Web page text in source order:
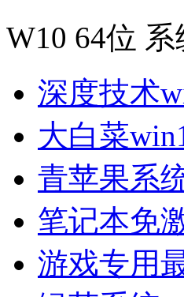
W10 64位
深度技术
大白菜
青苹果系
笔记本免
游戏专用